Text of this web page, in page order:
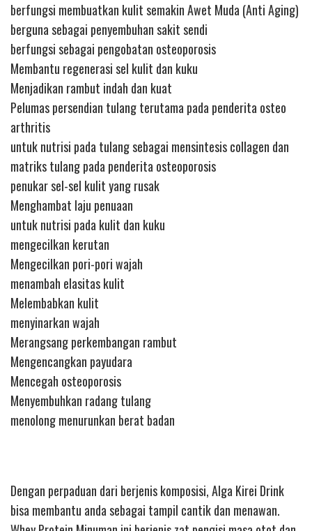
berfungsi membuatkan kulit semakin Awet Muda (Anti Aging)
berguna sebagai penyembuhan sakit sendi
berfungsi sebagai pengobatan osteoporosis
Membantu regenerasi sel kulit dan kuku
Menjadikan rambut indah dan kuat
Pelumas persendian tulang terutama pada penderita osteo
arthritis
untuk nutrisi pada tulang sebagai mensintesis collagen dan
matriks tulang pada penderita osteoporosis
penukar sel-sel kulit yang rusak
Menghambat laju penuaan
untuk nutrisi pada kulit dan kuku
mengecilkan kerutan
Mengecilkan pori-pori wajah
menambah elasitas kulit
Melembabkan kulit
menyinarkan wajah
Merangsang perkembangan rambut
Mengencangkan payudara
Mencegah osteoporosis
Menyembuhkan radang tulang
menolong menurunkan berat badan
Dengan perpaduan dari berjenis komposisi, Alga Kirei Drink
bisa membantu anda sebagai tampil cantik dan menawan.